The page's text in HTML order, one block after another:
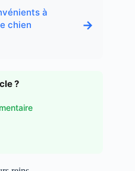
à
chien
→
?